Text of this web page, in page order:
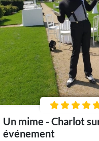
Un mime - Charlot
événement